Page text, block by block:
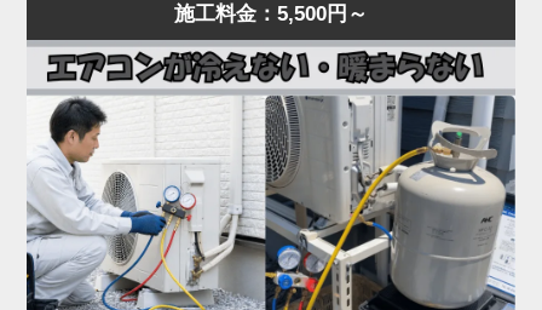
施工料金：5,500円～